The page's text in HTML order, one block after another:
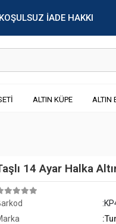
İADE HAKKI
ALTIN KÜPE ALTIN
14 Ayar Halka